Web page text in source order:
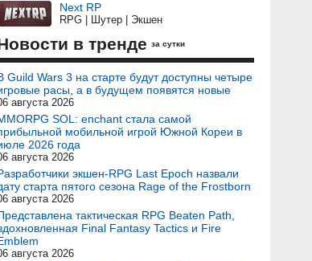
Next RP
RPG | Шутер | Экшен
в тренде за сутки
Guild Wars 3 на старте будут доступны четыре
расы, а в будущем появятся новые
августа 2026
SOL: enchant стала самой
мобильной игрой Южной Кореи в
2026 года
августа 2026
экшен-RPG Last Epoch назвали
старта пятого сезона Rage of the Frostborn
августа 2026
тактическая RPG Beaten Path,
Final Fantasy Tactics и Fire
августа 2026